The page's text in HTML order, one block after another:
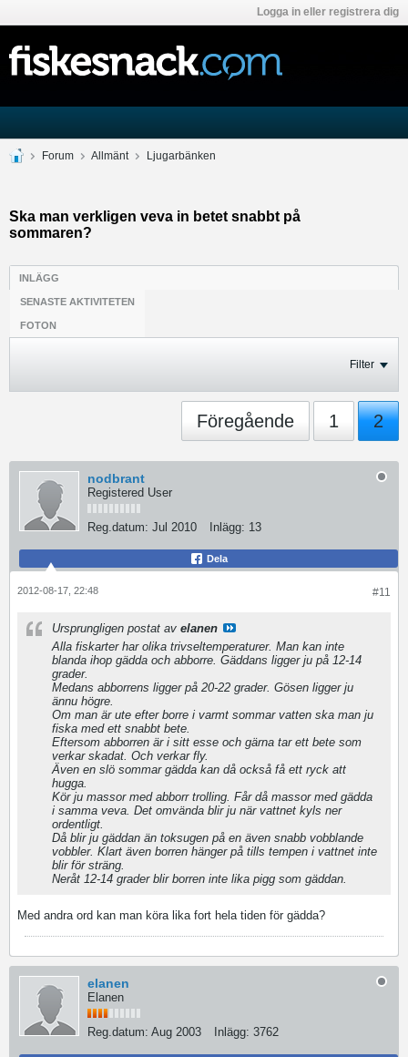
Logga in eller registrera dig
Forum Allmänt Ljugarbänken
Ska man verkligen veva in betet snabbt på
sommaren?
INLÄGG
SENASTE AKTIVITETEN
FOTON
Filter
Föregående 1 2
nodbrant
Registered User
Reg.datum: Jul 2010 Inlägg: 13
Dela
#11
2012-08-17, 22:48
Ursprungligen postat av elanen
Alla fiskarter har olika trivseltemperaturer. Man kan inte
blanda ihop gädda och abborre. Gäddans ligger ju på 12-14
grader.
Medans abborrens ligger på 20-22 grader. Gösen ligger ju
ännu högre.
Om man är ute efter borre i varmt sommar vatten ska man ju
fiska med ett snabbt bete.
Eftersom abborren är i sitt esse och gärna tar ett bete som
verkar skadat. Och verkar fly.
Även en slö sommar gädda kan då också få ett ryck att
hugga.
Kör ju massor med abborr trolling. Får då massor med gädda
i samma veva. Det omvända blir ju när vattnet kyls ner
ordentligt.
Då blir ju gäddan än toksugen på en även snabb vobblande
vobbler. Klart även borren hänger på tills tempen i vattnet inte
blir för sträng.
Neråt 12-14 grader blir borren inte lika pigg som gäddan.
Med andra ord kan man köra lika fort hela tiden för gädda?
elanen
Elanen
Reg.datum: Aug 2003 Inlägg: 3762